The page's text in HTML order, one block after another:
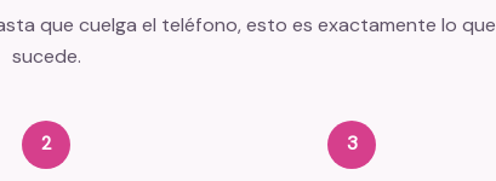
que cuelga el teléfono, esto es exactamente lo que
sucede.
2 3